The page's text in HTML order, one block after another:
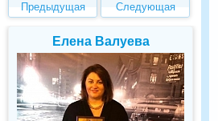
Предыдущая Следующая
Елена Валуева